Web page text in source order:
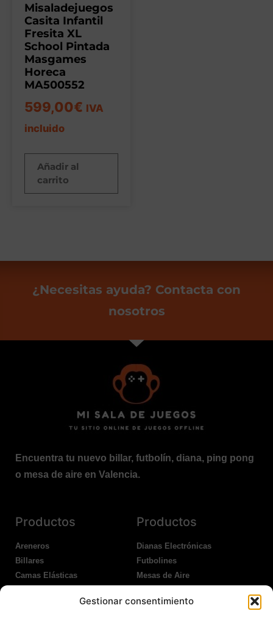
Gestionar consentimiento
Misaladejuegos
Casita Infantil
Fresita XL
School Pintada
Masgames
Horeca
MA500552
599,00€ IVA
incluido
Añadir al
carrito
¿Necesitas ayuda? Contacta con
nosotros
Encuentra tu nuevo billar, futbolín, diana, ping pong
o mesa de aire en Valencia.
Productos
Areneros
Billares
Camas Elásticas
Productos
Dianas Electrónicas
Futbolines
Mesas de Aire
Ping Pong Exterior